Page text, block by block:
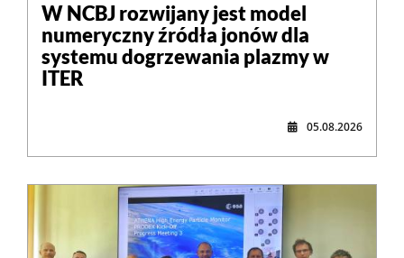
W NCBJ rozwijany jest model
numeryczny źródła jonów dla
systemu dogrzewania plazmy w
ITER
05.08.2026